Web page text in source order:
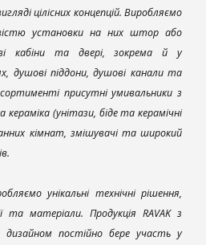
цілісних концепцій. Виробляємо
установки на них штор або
кабіни та двері, зокрема й у
душові піддони, душові канали та
присутні умивальники з
(унітази, біде та керамічні
кімнат, змішувачі та широкий
унікальні технічні рішення,
та матеріали. Продукція RAVAK з
дизайном постійно бере участь у